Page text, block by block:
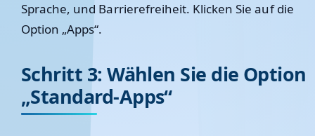
Sprache, und Barrierefreiheit. Klicken Sie auf die
Option „Apps“.
Schritt 3: Wählen Sie die Option
„Standard-Apps“